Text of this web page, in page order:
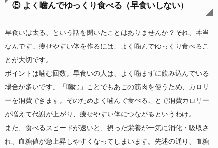
⑤ よく噛んでゆっくり食べる（早食いしない）
早食いは太る、という話を聞いたことはありませんか？それ、本当
なんです。痩せやすい体を作るには、よく噛んでゆっくり食べるこ
とが大切です。
ポイントは噛む回数。早食いの人は、よく噛まずに飲み込んでいる
場合が多いです。「噛む」ことでもあごの筋肉を使うため、カロリ
ーを消費できます。そのためよく噛んで食べることで消費カロリー
が増えて代謝が上がり、痩せやすい体につながるというわけ。
また、食べるスピードが速いと、摂った栄養が一気に消化・吸収さ
れ、血糖値が急上昇しやすくなってしまいます。先述の通り、血糖